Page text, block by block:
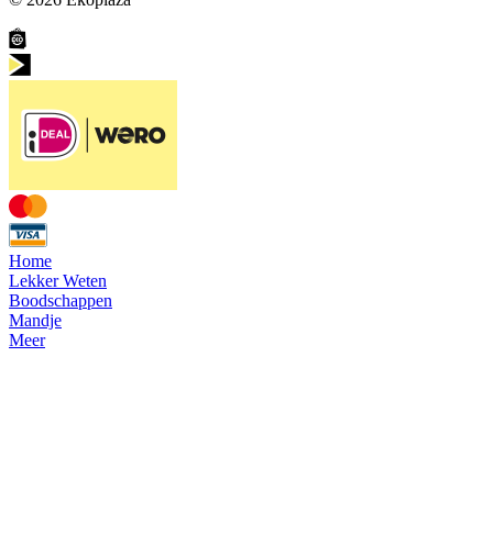
Home
Lekker Weten
Boodschappen
Mandje
Meer